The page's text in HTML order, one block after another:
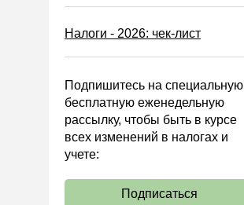
деятельности (АХД)
Охрана труда и аттестация
Охрана труда
Валютные операции
Налоговая система РФ
Налоги - 2026: чек-лист
Подпишитесь на специальную
бесплатную еженедельную
рассылку, чтобы быть в курсе
всех изменений в налогах и
учете:
Подписаться